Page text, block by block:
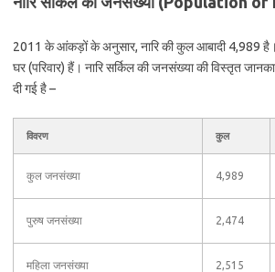
2011 के आंकड़ों के अनुसार, नारि की कुल आबादी 4,989 है।
घर (परिवार) हैं। नारि सर्किल की जनसंख्या की विस्तृत
दी गई है –
विवरण कुल
कुल जनसंख्या 4,989
पुरुष जनसंख्या 2,474
महिला जनसंख्या 2,515